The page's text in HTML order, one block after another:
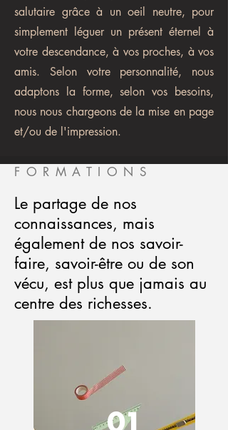
salutaire grâce à un oeil neutre, pour
simplement léguer un présent éternel à
votre descendance, à vos proches, à vos
amis. Selon votre personnalité, nous
adaptons la forme, selon vos besoins,
nous nous chargeons de la mise en page
et/ou de l'impression.
FORMATIONS
Le partage de nos
connaissances, mais
également de nos savoir-
faire, savoir-être ou de son
vécu, est plus que jamais au
centre des richesses.
01